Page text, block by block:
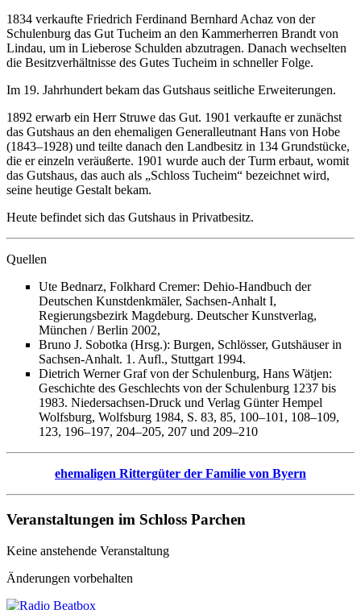
1834 verkaufte Friedrich Ferdinand Bernhard Achaz von der
Schulenburg das Gut Tucheim an den Kammerherren Brandt von
Lindau, um in Lieberose Schulden abzutragen. Danach wechselten
die Besitzverhältnisse des Gutes Tucheim in schneller Folge.
Im 19. Jahrhundert bekam das Gutshaus seitliche Erweiterungen.
1892 erwarb ein Herr Struwe das Gut. 1901 verkaufte er zunächst
das Gutshaus an den ehemaligen Generalleutnant Hans von Hobe
(1843–1928) und teilte danach den Landbesitz in 134 Grundstücke,
die er einzeln veräußerte. 1901 wurde auch der Turm erbaut, womit
das Gutshaus, das auch als „Schloss Tucheim“ bezeichnet wird,
seine heutige Gestalt bekam.
Heute befindet sich das Gutshaus in Privatbesitz.
Quellen
Ute Bednarz, Folkhard Cremer: Dehio-Handbuch der
Deutschen Kunstdenkmäler, Sachsen-Anhalt I,
Regierungsbezirk Magdeburg. Deutscher Kunstverlag,
München / Berlin 2002,
Bruno J. Sobotka (Hrsg.): Burgen, Schlösser, Gutshäuser in
Sachsen-Anhalt. 1. Aufl., Stuttgart 1994.
Dietrich Werner Graf von der Schulenburg, Hans Wätjen:
Geschichte des Geschlechts von der Schulenburg 1237 bis
1983. Niedersachsen-Druck und Verlag Günter Hempel
Wolfsburg, Wolfsburg 1984, S. 83, 85, 100–101, 108–109,
123, 196–197, 204–205, 207 und 209–210
ehemaligen Rittergüter der Familie von Byern
Veranstaltungen im Schloss Parchen
Keine anstehende Veranstaltung
Änderungen vorbehalten